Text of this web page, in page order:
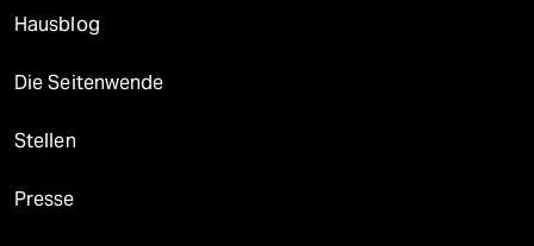
Hausblog
Die Seitenwende
Stellen
Presse